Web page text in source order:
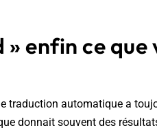
enfin ce que
traduction automatique a
donnait souvent des